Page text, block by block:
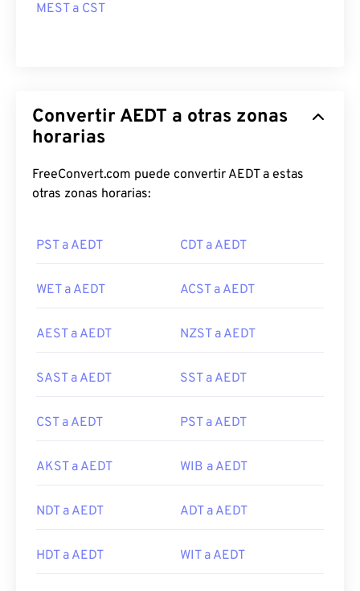
MEST a CST
Convertir AEDT a otras zonas
horarias
FreeConvert.com puede convertir AEDT a estas
otras zonas horarias:
PST a AEDT CDT a AEDT
WET a AEDT ACST a AEDT
AEST a AEDT NZST a AEDT
SAST a AEDT SST a AEDT
CST a AEDT PST a AEDT
AKST a AEDT WIB a AEDT
NDT a AEDT ADT a AEDT
HDT a AEDT WIT a AEDT